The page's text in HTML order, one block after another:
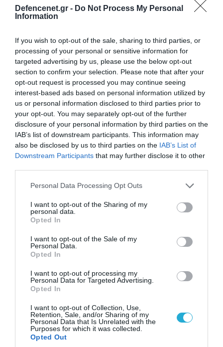
Defencenet.gr - Do Not Process My Personal
Information
If you wish to opt-out of the sale, sharing to third parties, or
processing of your personal or sensitive information for
targeted advertising by us, please use the below opt-out
section to confirm your selection. Please note that after your
opt-out request is processed you may continue seeing
interest-based ads based on personal information utilized by
us or personal information disclosed to third parties prior to
your opt-out. You may separately opt-out of the further
disclosure of your personal information by third parties on the
IAB’s list of downstream participants. This information may
also be disclosed by us to third parties on the IAB’s List of
Downstream Participants that may further disclose it to other
Please note that this website/app uses one or more Google
not limited to your visit or usage behaviour. You may click to
grant or deny consent to Google and its third-party tags to
use your data for below specified purposes in below Google
consent section.
Personal Data Processing Opt Outs
I want to opt-out of the Sharing of my
personal data.
Opted In
I want to opt-out of the Sale of my
Personal Data.
Opted In
I want to opt-out of processing my
Personal Data for Targeted Advertising.
Opted In
I want to opt-out of Collection, Use,
Retention, Sale, and/or Sharing of my
Personal Data that Is Unrelated with the
Purposes for which it was collected.
Opted Out
08.08.2026 | 12:02
Ιράν: Δημοσίευσε φωτογραφίες
αμερικανικών και ισραηλινών αεροσκαφών &
drones που καταρρίφθηκαν
08.08.2026 | 13:02
Βίντεο: Ρωσική βόμβα FAB-3000 «εξαφανίζει
από τον χάρτη» σημείο διέλευσης των
ουκρανικών δυνάμεων στην Ζαπορίζια